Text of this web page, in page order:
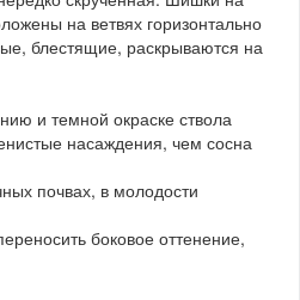
на ветвях горизонтально
блестящие, раскрываются на
и темной окраске ствола
насаждения, чем сосна
почвах, в молодости
боковое оттенение,